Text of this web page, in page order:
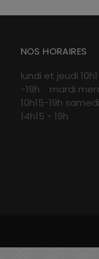
NOS HORAIRES
lundi et jeudi
-19h mardi
10h15-19h
14h15 - 19h